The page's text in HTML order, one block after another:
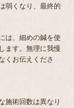
弱くなり、最終的
は、細めの鍼を使
ます。無理に我慢
くお伝えくださ
施術回数は異なり